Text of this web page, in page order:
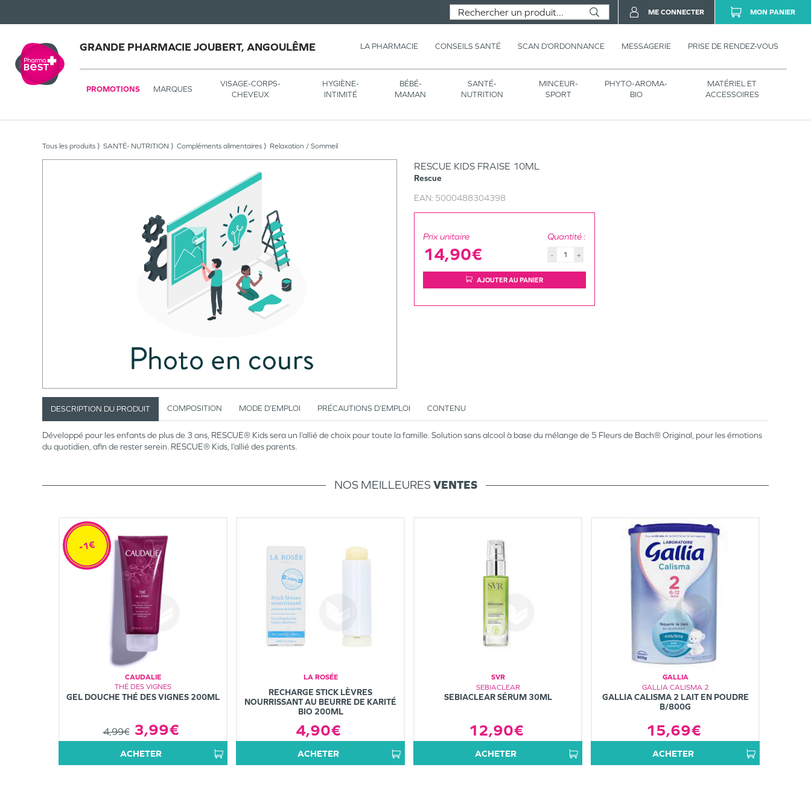
GRANDE PHARMACIE JOUBERT, ANGOULÊME LA PHARMACIE CONSEILS SANTÉ SCAN D’ORDONNANCE MESSAGERIE PRISE DE RENDEZ-VOUS
PROMOTIONS MARQUES
VISAGE-CORPS-
CHEVEUX
HYGIÈNE-
INTIMITÉ
BÉBÉ-
MAMAN
SANTÉ-
NUTRITION
MINCEUR-
SPORT
PHYTO-AROMA-
BIO
MATÉRIEL ET
ACCESSOIRES
ME CONNECTER MON PANIER
Tous les produits SANTÉ- NUTRITION Compléments alimentaires Relaxation / Sommeil
RESCUE KIDS FRAISE 10ML
Rescue
EAN: 5000488304398
Prix unitaire
14,90€
Quantité :
- +
AJOUTER AU PANIER
DESCRIPTION DU PRODUIT COMPOSITION MODE D’EMPLOI PRÉCAUTIONS D’EMPLOI CONTENU
Développé pour les enfants de plus de 3 ans, RESCUE® Kids sera un l’allié de choix pour toute la famille. Solution sans alcool à base du mélange de 5 Fleurs de Bach® Original, pour les émotions
du quotidien, afin de rester serein. RESCUE® Kids, l’allié des parents.
NOS MEILLEURESVENTES
CAUDALIE
THÉ DES VIGNES
GEL DOUCHE THÉ DES VIGNES 200ML
4,99€ 3,99€
-1€
ACHETER
LA ROSÉE
RECHARGE STICK LÈVRES
NOURRISSANT AU BEURRE DE KARITÉ
BIO 200ML
4,90€
ACHETER
SVR
SEBIACLEAR
SEBIACLEAR SÉRUM 30ML
12,90€
ACHETER
GALLIA
GALLIA CALISMA 2
GALLIA CALISMA 2 LAIT EN POUDRE
B/800G
15,69€
ACHETER